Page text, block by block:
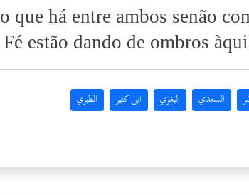
que há entre ambos senão
estão dando de ombros
السعدي البغوي ابن كثير الطبري